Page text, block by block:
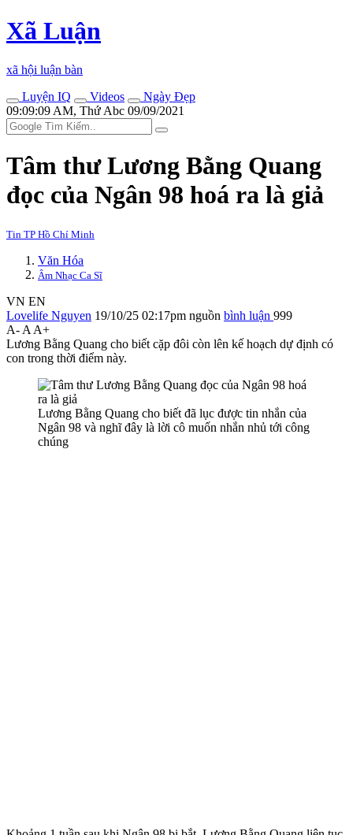
Xã Luận
xã hội luận bàn
Luyện IQ
Videos
Ngày Đẹp
09:09:09 AM, Thứ Abc 09/09/2021
Tâm thư Lương Bằng Quang
đọc của Ngân 98 hoá ra là giả
Tin TP Hồ Chí Minh
Văn Hóa
Âm Nhạc Ca Sĩ
VN EN
Lovelife Nguyen 19/10/25 02:17pm nguồn bình luận 999
A- A A+
Lương Bằng Quang cho biết cặp đôi còn lên kế hoạch dự định có
con trong thời điểm này.
Lương Bằng Quang cho biết đã lục được tin nhắn của
Ngân 98 và nghĩ đây là lời cô muốn nhắn nhủ tới công
chúng